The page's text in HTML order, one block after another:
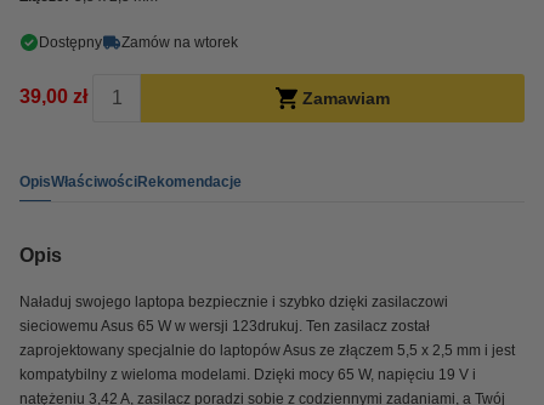
Dostępny Zamów na wtorek
39,00 zł Zamawiam
OpisWłaściwościRekomendacje
Opis
Naładuj swojego laptopa bezpiecznie i szybko dzięki zasilaczowi
sieciowemu Asus 65 W w wersji 123drukuj. Ten zasilacz został
zaprojektowany specjalnie do laptopów Asus ze złączem 5,5 x 2,5 mm i jest
kompatybilny z wieloma modelami. Dzięki mocy 65 W, napięciu 19 V i
natężeniu 3,42 A, zasilacz poradzi sobie z codziennymi zadaniami, a Twój